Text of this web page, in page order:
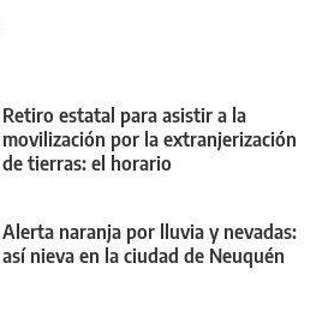
Retiro estatal para asistir a la
movilización por la extranjerización
de tierras: el horario
Alerta naranja por lluvia y nevadas:
así nieva en la ciudad de Neuquén